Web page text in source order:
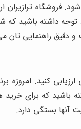
فروشگاه
توجه داشته باشید
دقیق راهنمایی تان
کنید.
که برای خرید
آنها بستگی دارد.